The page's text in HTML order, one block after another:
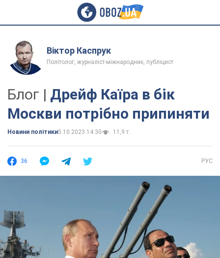
Віктор Каспрук
Політолог, журналіст-міжнародник, публіцист
Блог | Дрейф Каїра в бік
Москви потрібно припиняти
Новини політики5.10.2023 14:30 11,9 т.
36 РУС